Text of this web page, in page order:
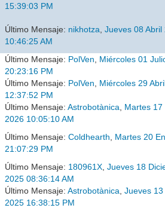
15:39:03 PM
Último Mensaje: nikhotza,Jueves 08 Abril
10:46:25 AM
Último Mensaje: PolVen, Miércoles 01
20:23:16 PM
Último Mensaje: PolVen, Miércoles 29
12:37:52 PM
Último Mensaje:Astrobotànica, Martes
2026 10:05:10 AM
Último Mensaje:Coldhearth
Martes 20
21:07:29 PM
Último Mensaje: 180961X ,Jueves 18
2025 08:36:14 AM
Último Mensaje:Astrobotànica ,Jueves
2025 16:38:15 PM